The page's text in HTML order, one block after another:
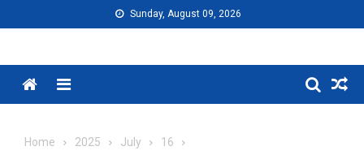
to
Sunday, August 09, 2026
Menu
Home 2025 July
16